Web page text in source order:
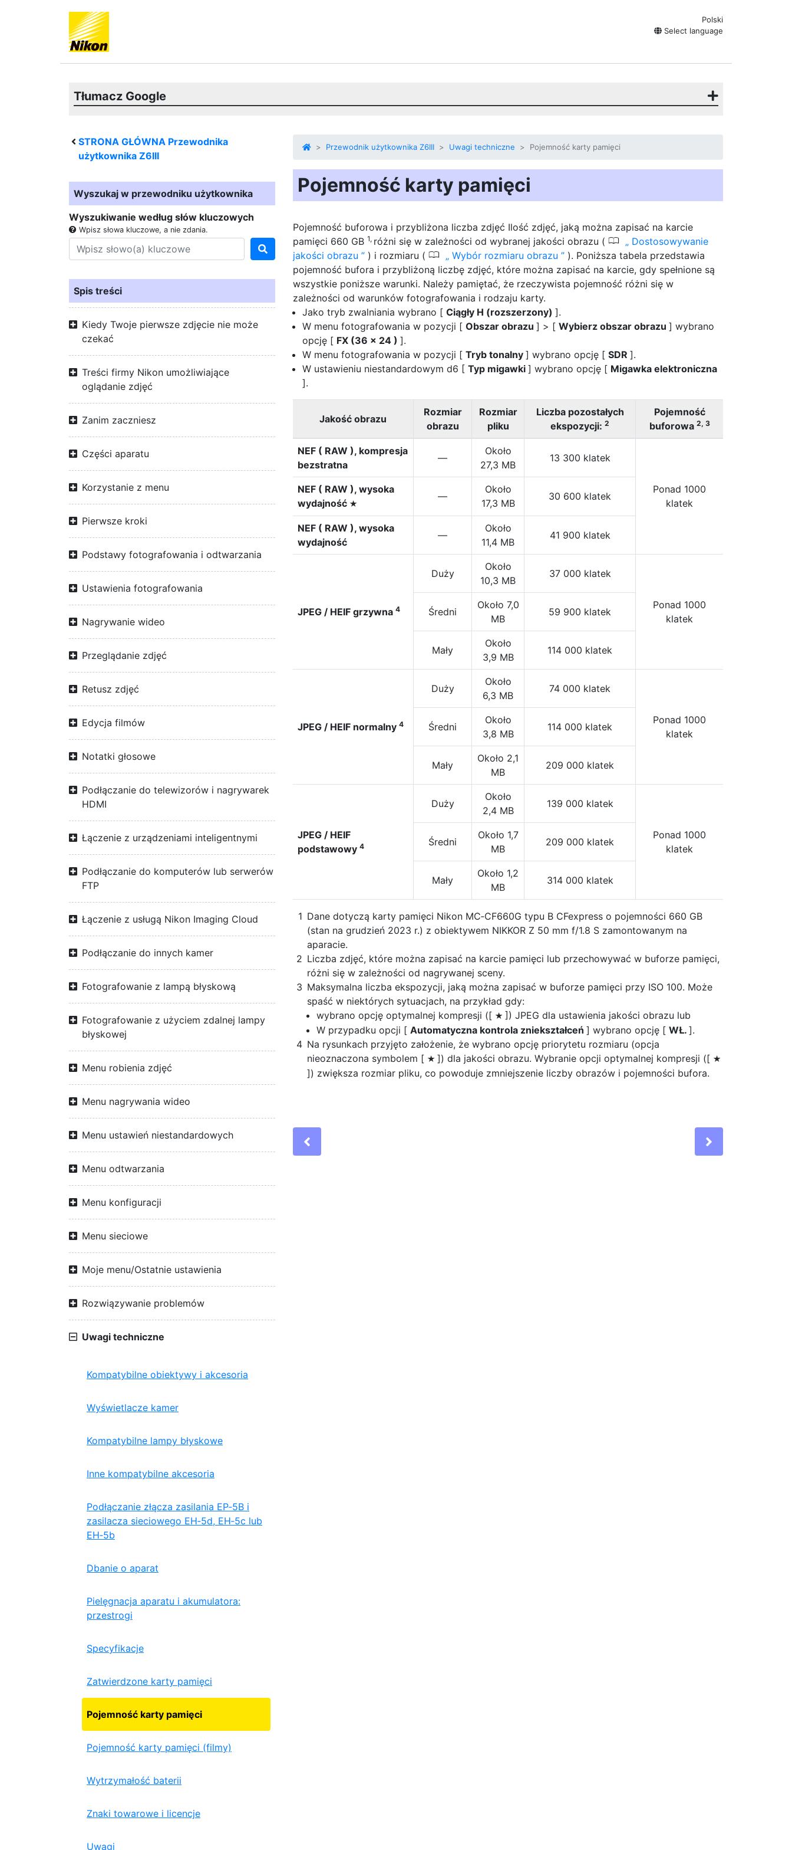
Polski
Select language
Tłumacz Google
STRONA GŁÓWNA Przewodnika
użytkownika Z6III
Wyszukaj w przewodniku użytkownika
Wyszukiwanie według słów kluczowych
Wpisz słowa kluczowe, a nie zdania.
Spis treści
Kiedy Twoje pierwsze zdjęcie nie może
czekać
Treści firmy Nikon umożliwiające
oglądanie zdjęć
Zanim zaczniesz
Części aparatu
Korzystanie z menu
Pierwsze kroki
Podstawy fotografowania i odtwarzania
Ustawienia fotografowania
Nagrywanie wideo
Przeglądanie zdjęć
Retusz zdjęć
Edycja filmów
Notatki głosowe
Podłączanie do telewizorów i nagrywarek
HDMI
Łączenie z urządzeniami inteligentnymi
Podłączanie do komputerów lub serwerów
FTP
Łączenie z usługą Nikon Imaging Cloud
Podłączanie do innych kamer
Fotografowanie z lampą błyskową
Fotografowanie z użyciem zdalnej lampy
błyskowej
Menu robienia zdjęć
Menu nagrywania wideo
Menu ustawień niestandardowych
Menu odtwarzania
Menu konfiguracji
Menu sieciowe
Moje menu/Ostatnie ustawienia
Rozwiązywanie problemów
Uwagi techniczne
Kompatybilne obiektywy i akcesoria
Wyświetlacze kamer
Kompatybilne lampy błyskowe
Inne kompatybilne akcesoria
Podłączanie złącza zasilania EP‑5B i
zasilacza sieciowego EH‑5d, EH‑5c lub
EH‑5b
Dbanie o aparat
Pielęgnacja aparatu i akumulatora:
przestrogi
Specyfikacje
Zatwierdzone karty pamięci
Pojemność karty pamięci
Pojemność karty pamięci (filmy)
Wytrzymałość baterii
Znaki towarowe i licencje
Uwagi
Przewodnik użytkownika Z6III Uwagi techniczne Pojemność karty pamięci
Pojemność karty pamięci
Pojemność buforowa i przybliżona liczba zdjęć Ilość zdjęć, jaką można zapisać na karcie
pamięci 660 GB 1, różni się w zależności od wybranej jakości obrazu ( 0
Dostosowywanie
jakości obrazu
) i rozmiaru ( 0 Wybór rozmiaru obrazu
). Poniższa tabela przedstawia
pojemność bufora i przybliżoną liczbę zdjęć, które można zapisać na karcie, gdy spełnione są
wszystkie poniższe warunki. Należy pamiętać, że rzeczywista pojemność różni się w
zależności od warunków fotografowania i rodzaju karty.
Jako tryb zwalniania wybrano [ Ciągły H (rozszerzony) ].
W menu fotografowania w pozycji [ Obszar obrazu ] > [ Wybierz obszar obrazu ] wybrano
opcję [ FX (36 × 24 ) ].
W menu fotografowania w pozycji [ Tryb tonalny ] wybrano opcję [ SDR ].
W ustawieniu niestandardowym d6 [ Typ migawki ] wybrano opcję [ Migawka elektroniczna
].
Jakość obrazu
Rozmiar
obrazu
Rozmiar
pliku
Liczba pozostałych
ekspozycji: 2
Pojemność
buforowa 2, 3
NEF ( RAW ), kompresja
bezstratna
—
Około
27,3 MB
13 300 klatek
Ponad 1000
klatek
NEF ( RAW ), wysoka
wydajność m
—
Około
17,3 MB
30 600 klatek
NEF ( RAW ), wysoka
wydajność
—
Około
11,4 MB
41 900 klatek
JPEG / HEIF grzywna 4
Duży
Około
10,3 MB
37 000 klatek
Ponad 1000
klatek
Średni
Około 7,0
MB
59 900 klatek
Mały
Około
3,9 MB
114 000 klatek
JPEG / HEIF normalny 4
Duży
Około
6,3 MB
74 000 klatek
Ponad 1000
klatek
Średni
Około
3,8 MB
114 000 klatek
Mały
Około 2,1
MB
209 000 klatek
JPEG / HEIF
podstawowy 4
Duży
Około
2,4 MB
139 000 klatek
Ponad 1000
klatek
Średni
Około 1,7
MB
209 000 klatek
Mały
Około 1,2
MB
314 000 klatek
Dane dotyczą karty pamięci Nikon MC‑CF660G typu B CFexpress o pojemności 660 GB
(stan na grudzień 2023 r.) z obiektywem NIKKOR Z 50 mm f/1.8 S zamontowanym na
aparacie.
Liczba zdjęć, które można zapisać na karcie pamięci lub przechowywać w buforze pamięci,
różni się w zależności od nagrywanej sceny.
Maksymalna liczba ekspozycji, jaką można zapisać w buforze pamięci przy ISO 100. Może
spaść w niektórych sytuacjach, na przykład gdy:
wybrano opcję optymalnej kompresji ([ m ]) JPEG dla ustawienia jakości obrazu lub
W przypadku opcji [ Automatyczna kontrola zniekształceń ] wybrano opcję [ WŁ. ].
Na rysunkach przyjęto założenie, że wybrano opcję priorytetu rozmiaru (opcja
nieoznaczona symbolem [ m ]) dla jakości obrazu. Wybranie opcji optymalnej kompresji ([ m
]) zwiększa rozmiar pliku, co powoduje zmniejszenie liczby obrazów i pojemności bufora.